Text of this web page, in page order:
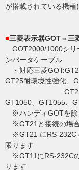
が搭載されている機種
■三菱表示器GOT⇔三
GOT2000/1000シリ
ンバータケーブル
・対応三菱
GT25耐環境性強化、
GT21、GT16
GT1050、GT1055、
※ハンディGOTを除
※GT21と接続の場合
※GT21 にRS-232C
限ります
※GT11にRS-232C
ります